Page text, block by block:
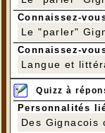
Connaissez-
Le "parler"
Connaissez-
Langue et
Quizz à
Personnalités
Des Gignacois